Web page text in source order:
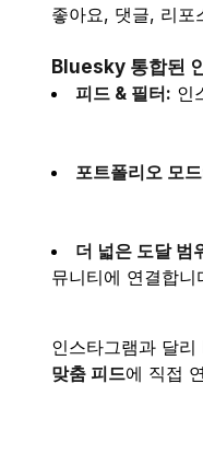
좋아요, 댓글, 리포
Bluesky 통합된
피드 & 필터: 인
포트폴리오 모
더 넓은 도달 범
뮤니티에 연결합니
인스타그램과 달
맞춤 피드에 직접